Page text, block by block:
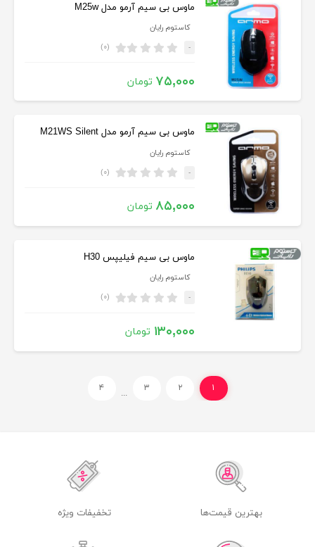
ماوس بی سیم آرمو مدل M25w
کاستوم رایان
- (۰)
۷۵,۰۰۰ تومان
ماوس بی سیم آرمو مدل M21WS Silent
کاستوم رایان
- (۰)
۸۵,۰۰۰ تومان
ماوس بی سيم فیلیپس H30
کاستوم رایان
- (۰)
۱۳۰,۰۰۰ تومان
۱ ۲ ۳ ... ۴
بهترین قیمت‌ها تخفیفات ویژه